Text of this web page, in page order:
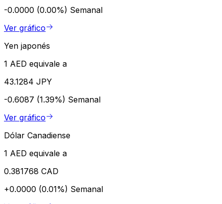
-0.0000 (0.00%) Semanal
Ver gráfico
Yen japonés
1 AED equivale a
43.1284 JPY
-0.6087 (1.39%) Semanal
Ver gráfico
Dólar Canadiense
1 AED equivale a
0.381768 CAD
+0.0000 (0.01%) Semanal